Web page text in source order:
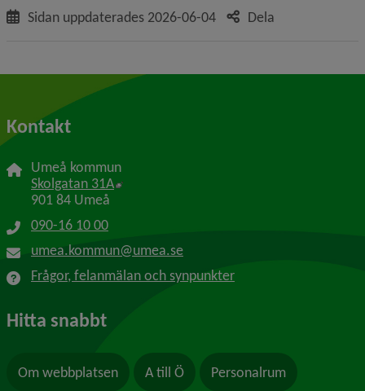
Sidan uppdaterades 2026-06-04 Dela
Kontakt
Umeå kommun
Skolgatan 31A Länk till annan webbplats, öppnas i nytt
901 84 Umeå
090-16 10 00
umea.kommun@umea.se
Frågor, felanmälan och synpunkter
Hitta snabbt
Om webbplatsen A till Ö Personalrum